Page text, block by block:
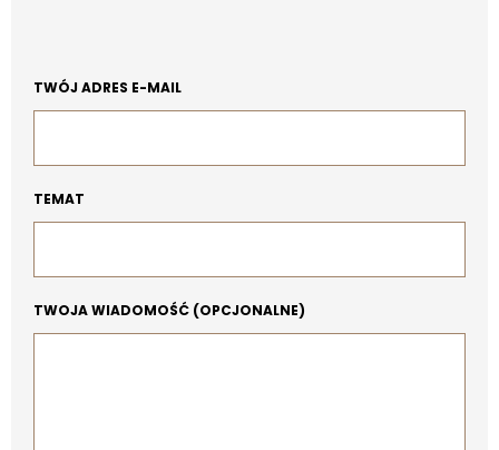
TWÓJ ADRES E-MAIL
TEMAT
TWOJA WIADOMOŚĆ (OPCJONALNE)